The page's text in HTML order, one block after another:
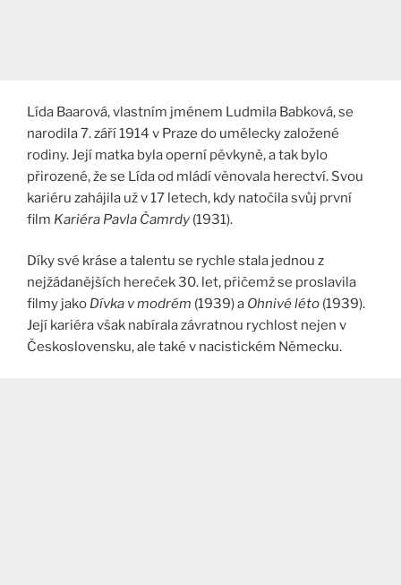
Lída Baarová, vlastním jménem Ludmila Babková, se
narodila 7. září 1914 v Praze do umělecky založené
rodiny. Její matka byla operní pěvkyně, a tak bylo
přirozené, že se Lída od mládí věnovala herectví. Svou
kariéru zahájila už v 17 letech, kdy natočila svůj první
film Kariéra Pavla Čamrdy (1931).
Díky své kráse a talentu se rychle stala jednou z
nejžádanějších hereček 30. let, přičemž se proslavila
filmy jako Dívka v modrém (1939) a Ohnivé léto (1939).
Její kariéra však nabírala závratnou rychlost nejen v
Československu, ale také v nacistickém Německu​.